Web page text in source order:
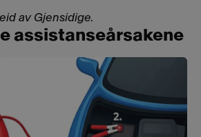
av Gjensidige.
assistanseårsakene